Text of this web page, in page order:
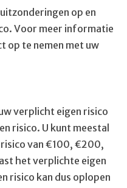
op en
Voor meer informatie
op te nemen met uw
verplicht eigen risico
risico. U kunt meestal
van €100, €200,
het verplichte eigen
risico kan dus oplopen